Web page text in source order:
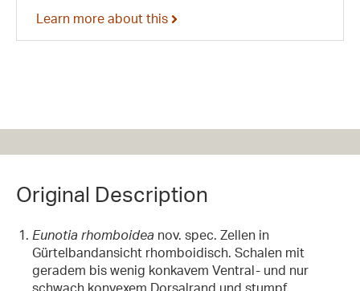
Learn more about this
Original Description
Eunotia rhomboidea nov. spec. Zellen in
Gürtelbandansicht rhomboidisch. Schalen mit
geradem bis wenig konkavem Ventral- und nur
schwach konvexem Dorsalrand und stumpf